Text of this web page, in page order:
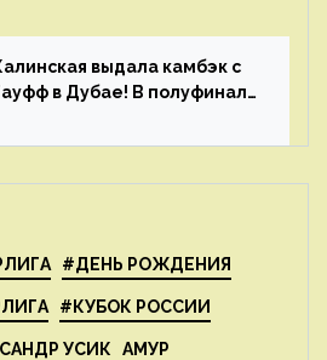
выдала камбэк с
в Дубае! В полуфинале
#ДЕНЬ РОЖДЕНИЯ
#КУБОК РОССИИ
УСИК АМУР